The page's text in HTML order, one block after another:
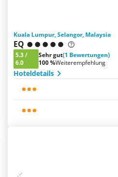
Kuala Lumpur, Selangor, Malaysia
EQ
5.3/
6.0
Sehr gut(1 Bewertungen)
100 %Weiterempfehlung
Hoteldetails